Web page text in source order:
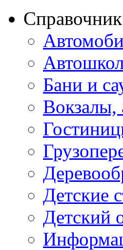
Бани и
Вокзалы,
Детские
Детский